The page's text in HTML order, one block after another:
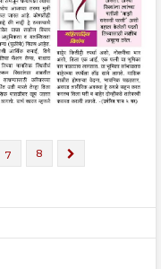
7
8